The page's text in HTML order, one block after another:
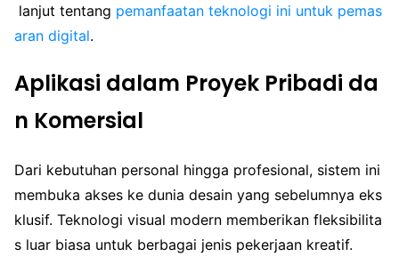
lanjut tentang pemanfaatan teknologi ini untuk pemas
aran digital.
Aplikasi dalam Proyek Pribadi da
n Komersial
Dari kebutuhan personal hingga profesional, sistem ini
membuka akses ke dunia desain yang sebelumnya eks
klusif. Teknologi visual modern memberikan fleksibilita
s luar biasa untuk berbagai jenis pekerjaan kreatif.